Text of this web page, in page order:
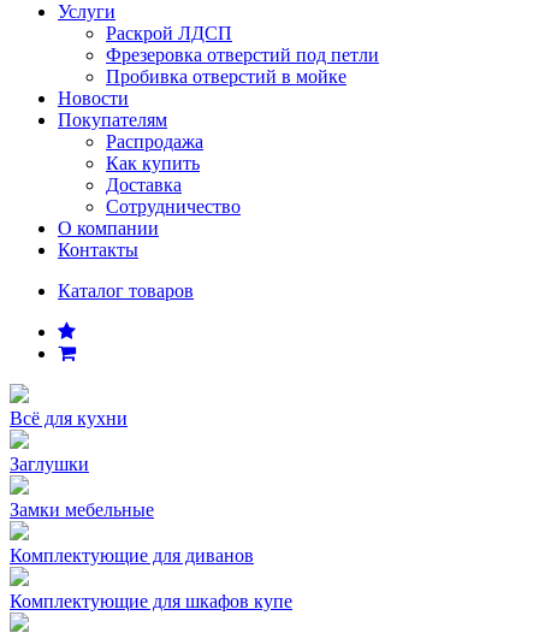
Услуги
Раскрой ЛДСП
Фрезеровка отверстий под петли
Пробивка отверстий в мойке
Новости
Покупателям
Распродажа
Как купить
Доставка
Сотрудничество
О компании
Контакты
Каталог товаров
Всё для кухни
Заглушки
Замки мебельные
Комплектующие для диванов
Комплектующие для шкафов купе